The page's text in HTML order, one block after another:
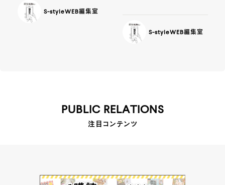
S-styleWEB編集室
S-styleWEB編集室
PUBLIC RELATIONS
注目コンテンツ